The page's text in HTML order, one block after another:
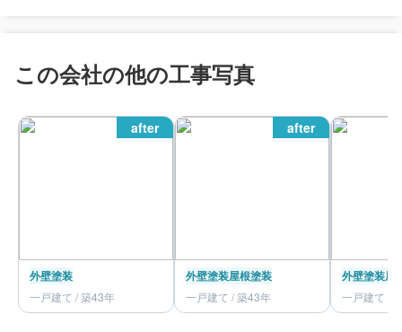
この会社の他の工事写真
after
外壁塗装
一戸建て / 築43年
after
外壁塗装屋根塗装
一戸建て / 築43年
外壁塗装屋
一戸建て /